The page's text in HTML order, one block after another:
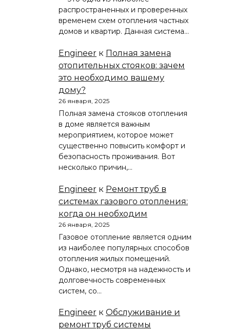
распространенных и проверенных
временем схем отопления частных
домов и квартир. Данная система…
Engineer к Полная замена
отопительных стояков: зачем
это необходимо вашему
дому?
26 января, 2025
Полная замена стояков отопления
в доме является важным
мероприятием, которое может
существенно повысить комфорт и
безопасность проживания. Вот
несколько причин,…
Engineer к Ремонт труб в
системах газового отопления:
когда он необходим
26 января, 2025
Газовое отопление является одним
из наиболее популярных способов
отопления жилых помещений.
Однако, несмотря на надежность и
долговечность современных
систем, со…
Engineer к Обслуживание и
ремонт труб системы